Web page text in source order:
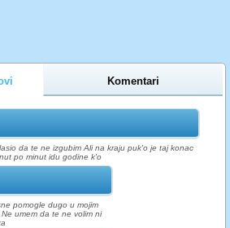
Komentari
da te ne izgubim Ali na kraju puk'o je taj konac
po minut idu godine k'o
pomogle dugo u mojim
umem da te ne volim ni